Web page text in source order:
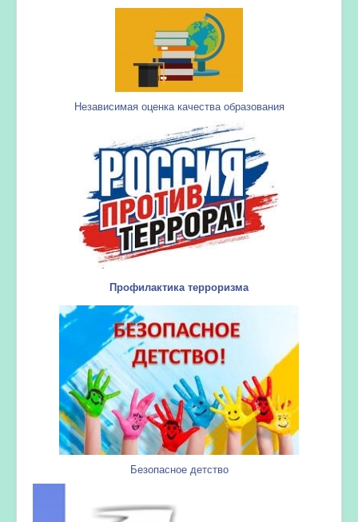
Независимая оценка качества образования
Профилактика терроризма
Безопасное детство